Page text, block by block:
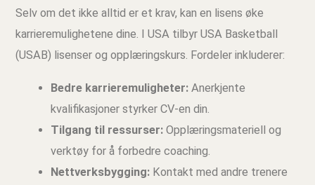
Selv om det ikke alltid er et krav, kan en lisens øke
karrieremulighetene dine. I USA tilbyr USA Basketball
(USAB) lisenser og opplæringskurs. Fordeler inkluderer:
Bedre karrieremuligheter:Anerkjente
kvalifikasjoner styrker CV-en din.
Tilgang til ressurser:Opplæringsmateriell og
verktøy for å forbedre coaching.
Nettverksbygging:Kontakt med andre trenere